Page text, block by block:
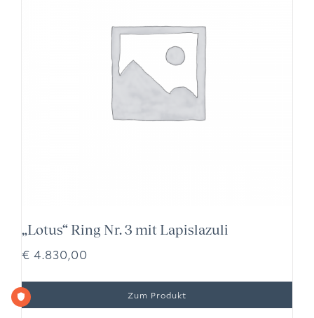
„Lotus“ Ring Nr. 3 mit Lapislazuli
€ 4.830,00